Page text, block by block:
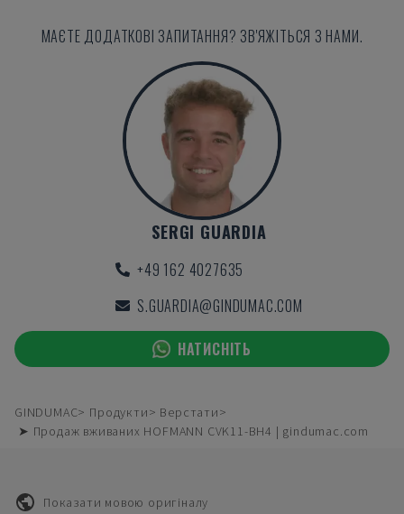
МАЄТЕ ДОДАТКОВІ ЗАПИТАННЯ? ЗВ'ЯЖІТЬСЯ З НАМИ.
SERGI GUARDIA
+49 162 4027635
S.GUARDIA@GINDUMAC.COM
НАТИСНІТЬ
GINDUMAC Продукти
Верстати
➤ Продаж вживаних HOFMANN CVK11-BH4 | gindumac.com
Показати мовою оригіналу